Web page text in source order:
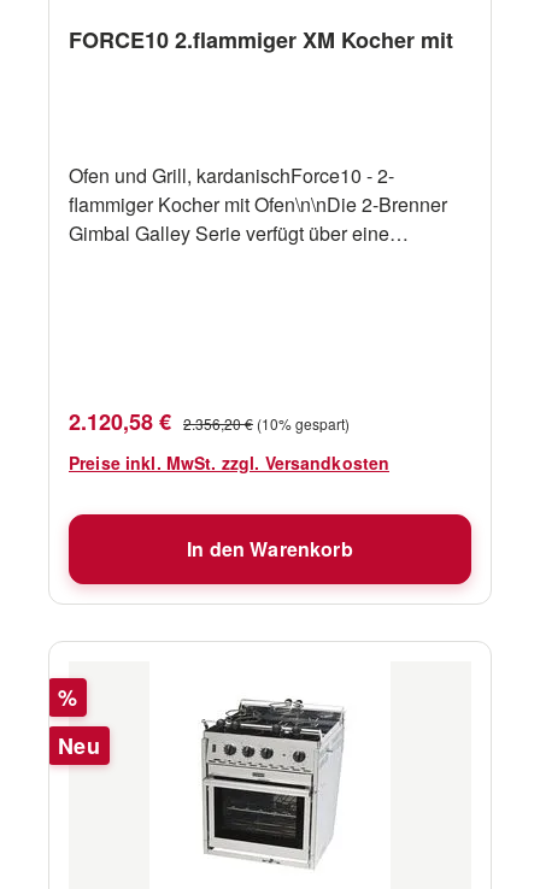
FORCE10 2.flammiger XM Kocher mit
Ofen und Grill, kardanischForce10 - 2-
flammiger Kocher mit Ofen\n\nDie 2-Brenner
Gimbal Galley Serie verfügt über eine
Größen.ErsatzteileAbmessungen
Verkaufspreis:
2.120,58 € Regulärer Preis:
2.356,20 € (10% gespart)
Preise inkl. MwSt. zzgl. Versandkosten
In den Warenkorb
Rabatt
%
Neu